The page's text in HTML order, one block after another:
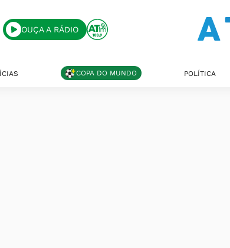
OUÇA A RÁDIO
COPA DO MUNDO POLÍTICA